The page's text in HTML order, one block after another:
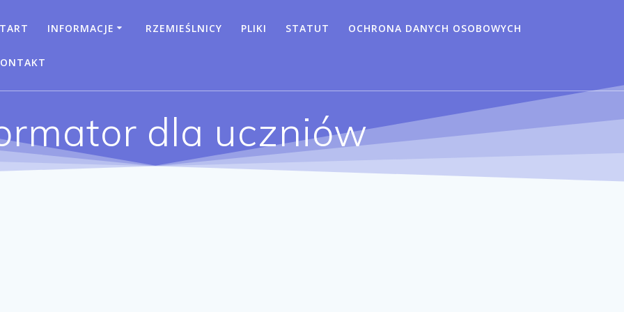
INFORMACJE RZEMIEŚLNICY PLIKI STATUT OCHRONA DANYCH OSOBOWYCH
dla uczniów